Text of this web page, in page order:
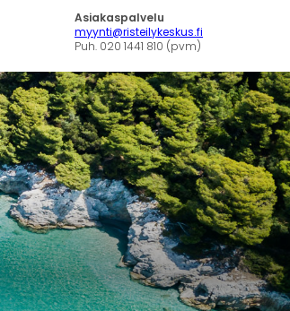
Asiakaspalvelu
myynti@risteilykeskus.fi
Puh. 020 1441 810 (pvm)